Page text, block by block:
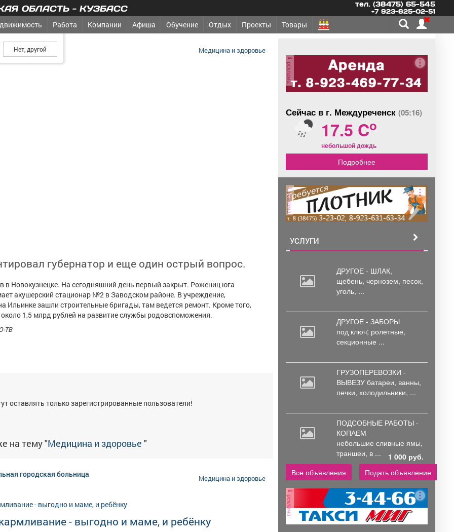
ОБЛАСТЬ - КУЗБАСС
город?
тел. (38475) 65-545
+7 923-625-02-51
Работа Компании Афиша Обучение Отдых Проекты Товары
Медицина и здоровье
губернатор и еще один острый вопрос.
в Новокузнецке. На сегодняшний день первый закрыт. Рожениц юга
акушерский стационар №2 в Заводском районе. В учреждение,
Ильинке зашли строительные бригады, там ведется ремонт. Кроме того,
около 1,5 млрд рублей на развитие службы родовспоможения.
ТВ
оставлять только зарегистрированные пользователи!
на тему "Медицина и здоровье "
городская больница Медицина и здоровье
- выгодно и маме, и ребёнку
реклама
Сейчас в г. Междуреченск (05:16)
17.5 Co
небольшой дождь
Подробнее
реклама
УСЛУГИ
ДРУГОЕ - ШЛАК,
щебень, чернозем, песок,
уголь, ...
ДРУГОЕ - ЗАБОРЫ
под ключ; ролетные,
секционные ...
ГРУЗОПЕРЕВОЗКИ -
ВЫВЕЗУ батареи, ванны,
печки, холодильники, ...
ПОДСОБНЫЕ РАБОТЫ -
КОПАЕМ
небольшие сливные ямы,
траншеи, в ...
1 000 руб.
Все объявления
Подать объявление
реклама